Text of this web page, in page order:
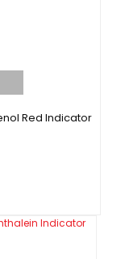
Red Indicator